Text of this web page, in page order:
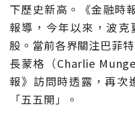
下歷史新高。《金融時
報導，今年以來，波
股。當前各界關注巴菲
長蒙格（Charlie
報》訪問時透露，再次
「五五開」。